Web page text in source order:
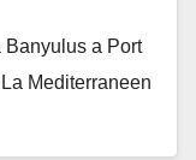
Banyulus a Port
Mediterraneen